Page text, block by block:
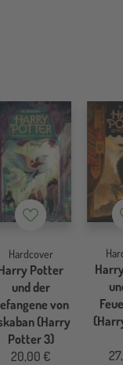
Merkzettel
Hardcover
Potter
und der
von
(Harry
Potter 3)
20,00 €